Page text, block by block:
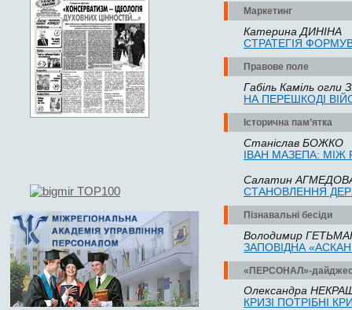
Маркетинг
Ка­те­ри­на ДИНІНА
СТРА­ТЕГІЯ
Правове поле
Габіль Каміль
НА ПЕРЕШКОДІ
Історична пам’ятка
Станіслав БОЖКО
ІВАН МАЗЕПА:
Са­ла­тин
СТА­НОВ­ЛЕН­НЯ
Пізнавальні бесіди
Во­ло­ди­мир
ЗА­ПОВІДНА
«ПЕРСОНАЛ»-
Олек­сан­д­ра
КРИЗІ ПОТРІБНІ